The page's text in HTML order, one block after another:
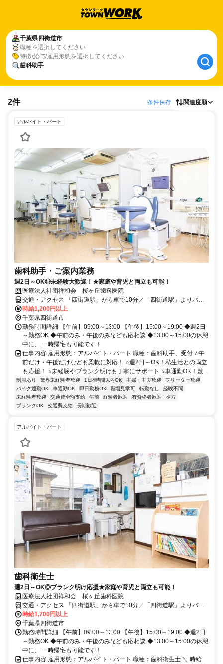
千葉県 四街道市
職種を選択してください
特徴/給与/雇用形態を選択してください
歯科助手
2件 条件保存 関連度順
アルバイト・パート
歯科助手・ご案内業務
週2日～OK◎未経験大歓迎！★家庭や育児と両立も可能！
医療法人社団祥和会 桜ヶ丘歯科医院
交通・アクセス 「四街道駅」から車で10分／「四街道駅」よりバス
もあり：「盲学校前停留所」から徒歩10分
時給1,200円以上
千葉県四街道市
勤務時間詳細 【午前】09:00～13:00 【午後】15:00～19:00 ◆週2日
～勤務OK ◆午前のみ・午後のみなども応相談 ◆13:00～15:00の休憩
中に、 一時帰宅も可能です！
仕事内容 雇用形態：アルバイト・パート 職種：歯科助手、受付 ⭐午
前だけ・午後だけなども柔軟に対応！ ⭐週2日～OK！私生活との両立
も応援！ ⭐未経験やブランク明けも丁寧にサポート ⭐車通勤OK！敷...
制服あり 業界未経験者歓迎 1日4時間以内OK 主婦・主夫歓迎
フリーター歓迎
バイク通勤OK
車通勤OK 即日勤務OK 職場見学可 転勤なし
経験不問
未経験者歓迎
交通費全額支給 午前 経験者歓迎 有資格者歓迎
夕方
ブランクOK
交通費支給 長期歓迎
アルバイト・パート
歯科衛生士
週2日～OK◎ブランク明け応援★家庭や育児と両立も可能！
医療法人社団祥和会 桜ヶ丘歯科医院
交通・アクセス 「四街道駅」から車で10分／「四街道駅」よりバス
もあり：「盲学校前停留所」から徒歩10分
時給1,700円以上
千葉県四街道市
勤務時間詳細 【午前】09:00～13:00 【午後】15:00～19:00 ◆週2日
～勤務OK ◆午前のみ・午後のみなども応相談 ◆13:00～15:00の休憩
中に、 一時帰宅も可能です！
仕事内容 雇用形態：アルバイト・パート 職種：歯科衛生士 ＼ 時給